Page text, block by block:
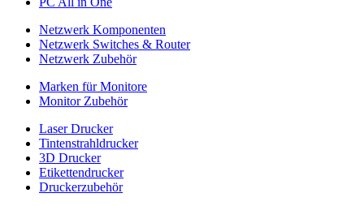
Netzwerk Komponenten
Netzwerk Switches & Router
Netzwerk Zubehör
Marken für Monitore
Monitor Zubehör
Laser Drucker
Tintenstrahldrucker
3D Drucker
Etikettendrucker
Druckerzubehör